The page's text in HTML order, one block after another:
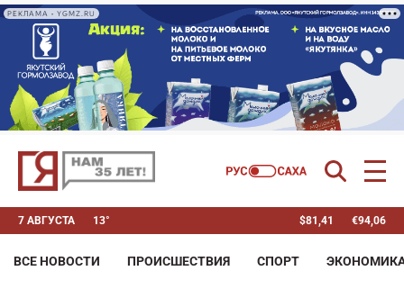
РЕКЛАМА • YGMZ.RU
7 АВГУСТА 13° $81,41 €94,06
ВСЕ НОВОСТИ ПРОИСШЕСТВИЯ СПОРТ